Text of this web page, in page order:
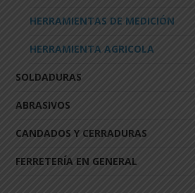
HERRAMIENTAS DE MEDICIÓN
HERRAMIENTA AGRICOLA
SOLDADURAS
ABRASIVOS
CANDADOS Y CERRADURAS
FERRETERÍA EN GENERAL